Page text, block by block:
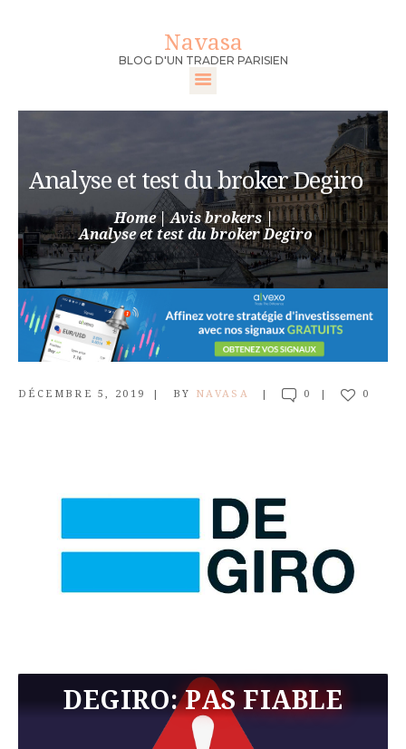
Navasa
BLOG D'UN TRADER PARISIEN
Analyse et test du broker Degiro
Home
Avis brokers
Analyse et test du broker Degiro
Navasa
BLOG D'UN TRADER PARISIEN
DEVENIR TRADER
FORMATION
TRADER
MEILLEURS
BROKERS
CONTACT
DÉCEMBRE 5, 2019 BY NAVASA 0 0
DEGIRO:PAS FIABLE